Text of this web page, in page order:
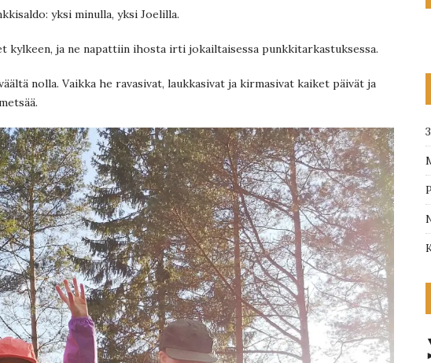
yksi minulla, yksi Joelilla.
ja ne napattiin ihosta irti jokailtaisessa punkkitarkastuksessa.
nolla. Vaikka he ravasivat, laukkasivat ja kirmasivat kaiket päivät ja